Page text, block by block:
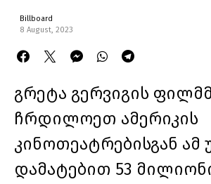
Billboard
8 August, 2023
გრეტა გერვიგის
ჩრდილოეთ ამერიკის
კინოთეატრებისგან ამ
დამატებით 53